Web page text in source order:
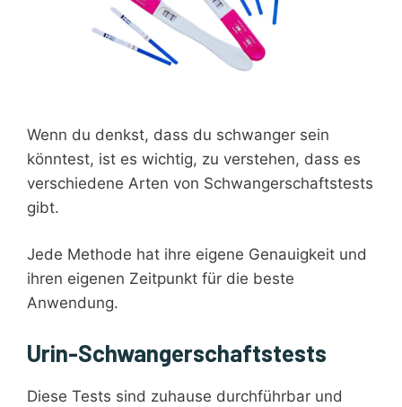
Wenn du denkst, dass du schwanger sein
könntest, ist es wichtig, zu verstehen, dass es
verschiedene Arten von Schwangerschaftstests
gibt.
Jede Methode hat ihre eigene Genauigkeit und
ihren eigenen Zeitpunkt für die beste
Anwendung.
Urin-Schwangerschaftstests
Diese Tests sind zuhause durchführbar und